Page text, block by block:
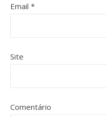
Email *
Site
Comentário